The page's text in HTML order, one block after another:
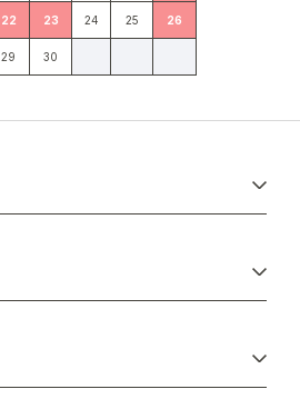
22 23 24 25 26
29 30